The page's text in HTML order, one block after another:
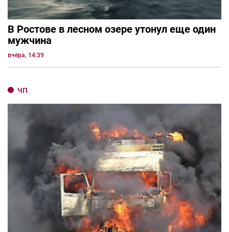
В Ростове в лесном озере утонул еще один
мужчина
вчера, 14:39
ЧП